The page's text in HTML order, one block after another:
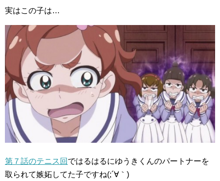
実はこの子は…
第７話のテニス回 ではるはるにゆうきくんのパートナーを
取られて嫉妬してた子ですね(;´∀｀)